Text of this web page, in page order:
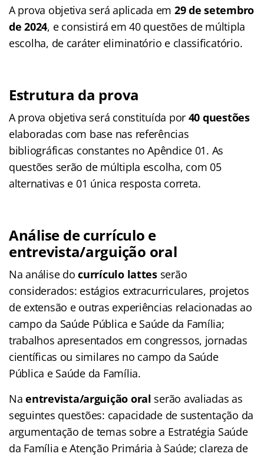
A prova objetiva será aplicada em 29 de setembro
de 2024, e consistirá em 40 questões de múltipla
escolha, de caráter eliminatório e classificatório.
Estrutura da prova
A prova objetiva será constituída por 40 questões
elaboradas com base nas referências
bibliográficas constantes no Apêndice 01. As
questões serão de múltipla escolha, com 05
alternativas e 01 única resposta correta.
Análise de currículo e
entrevista/arguição oral
Na análise docurrículo lattesserão
considerados: estágios extracurriculares, projetos
de extensão e outras experiências relacionadas ao
campo da Saúde Pública e Saúde da Família;
trabalhos apresentados em congressos, jornadas
científicas ou similares no campo da Saúde
Pública e Saúde da Família.
Naentrevista/arguição oral serão avaliadas as
seguintes questões: capacidade de sustentação da
argumentação de temas sobre a Estratégia Saúde
da Família e Atenção Primária à Saúde; clareza de